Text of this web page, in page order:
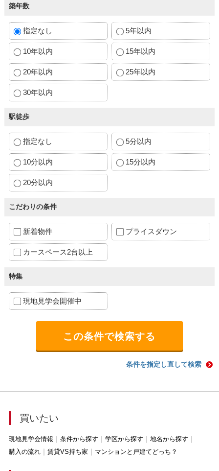
築年数
指定なし 5年以内
10年以内 15年以内
20年以内 25年以内
30年以内
駅徒歩
指定なし 5分以内
10分以内 15分以内
20分以内
こだわりの条件
新着物件 プライスダウン
カースペース2台以上
特集
現地見学会開催中
条件を指定し直して検索
買いたい
現地見学会情報 条件から探す 学区から探す
地名から探す
購入の流れ
賃貸VS持ち家 マンションと戸建てどっち？